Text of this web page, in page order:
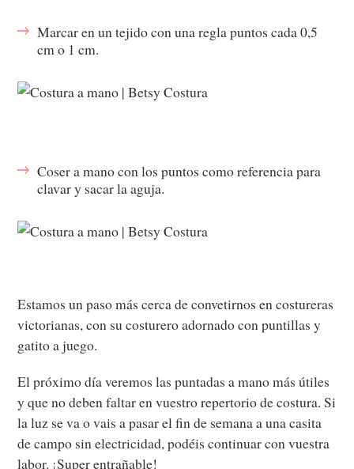
Marcar en un tejido con una regla puntos cada 0,5
cm o 1 cm.
Coser a mano con los puntos como referencia para
clavar y sacar la aguja.
Estamos un paso más cerca de convetirnos en costureras
victorianas, con su costurero adornado con puntillas y
gatito a juego.
El próximo día veremos las puntadas a mano más útiles
y que no deben faltar en vuestro repertorio de costura. Si
la luz se va o vais a pasar el fin de semana a una casita
de campo sin electricidad, podéis continuar con vuestra
labor. ¡Super entrañable!